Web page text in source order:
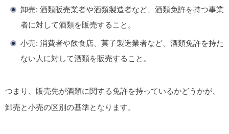
卸売: 酒類販売業者や酒類製造者など、 酒類免許を持つ事業
者に対して酒類を販売すること。
小売: 消費者や飲食店、菓子製造業者など、 酒類免許を持た
ない人 に対して酒類を販売すること。
つまり、販売先が酒類に関する免許を持っているかどうかが、
卸売と小売の区別の基準となります。